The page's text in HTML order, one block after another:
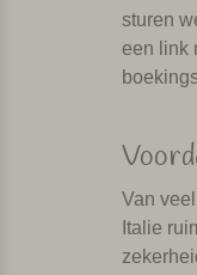
sturen
een link
Van
Italie